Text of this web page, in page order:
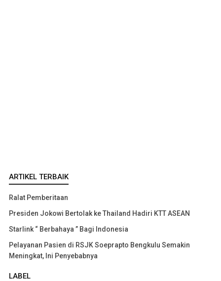
ARTIKEL TERBAIK
Ralat Pemberitaan
Presiden Jokowi Bertolak ke Thailand Hadiri KTT ASEAN
Starlink “ Berbahaya ” Bagi Indonesia
Pelayanan Pasien di RSJK Soeprapto Bengkulu Semakin
Meningkat, Ini Penyebabnya
LABEL